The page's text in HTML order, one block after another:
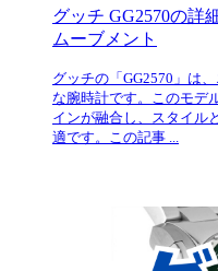
グッチ GG2570の詳
ムーブメント
グッチの「GG2570」は
な腕時計です。このモデ
インが融合し、スタイル
適です。この記事 ...